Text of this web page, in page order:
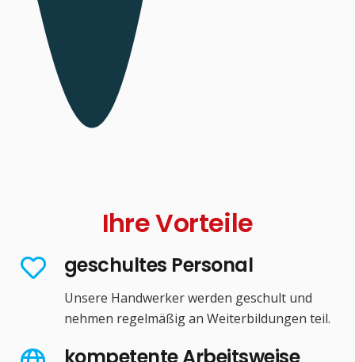
Ihre Vorteile
geschultes Personal
Unsere Handwerker werden geschult und
nehmen regelmäßig an Weiterbildungen teil.
kompetente Arbeitsweise